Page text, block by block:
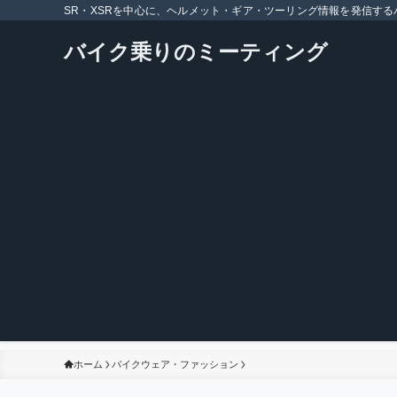
SR・XSRを中心に、ヘルメット・ギア・ツーリング情報を発信する
バイク乗りのミーティング
ホーム バイクウェア・ファッション